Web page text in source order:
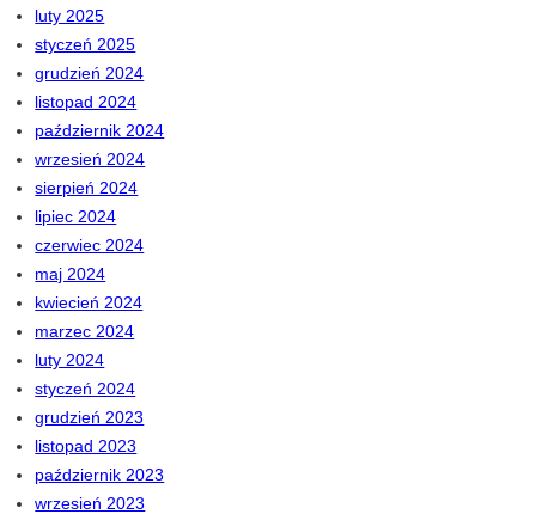
luty 2025
styczeń 2025
grudzień 2024
listopad 2024
październik 2024
wrzesień 2024
sierpień 2024
lipiec 2024
czerwiec 2024
maj 2024
kwiecień 2024
marzec 2024
luty 2024
styczeń 2024
grudzień 2023
listopad 2023
październik 2023
wrzesień 2023